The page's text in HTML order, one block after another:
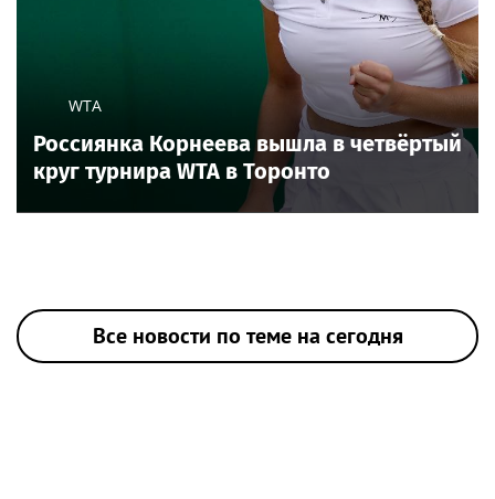
WTA
Россиянка Корнеева вышла в четвёртый
круг турнира WTA в Торонто
Все новости по теме на сегодня